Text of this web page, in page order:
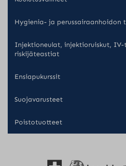
Hygienia- ja perussairaanhoidon
Injektioneulat, injektioruiskut,
riskijäteastiat
Ensiapukurssit
Suojavarusteet
Poistotuotteet